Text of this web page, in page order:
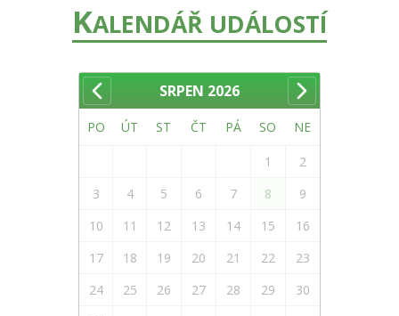
KALENDÁŘ UDÁLOSTÍ
SRPEN 2026
PO ÚT ST ČT PÁ SO NE
1
2
3
4 5 6 7 8
9
10
11 12 13 14 15
16
17
18 19 20 21 22
23
24
25 26 27 28 29
30